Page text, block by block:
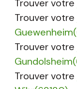
Trouver votre
Trouver votre
Trouver votre
Trouver votre